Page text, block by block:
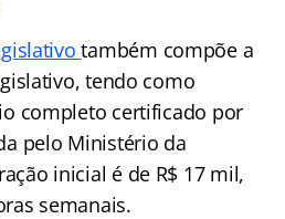
também compõe a
tendo como
completo certificado por
pelo Ministério da
inicial é de R$ 17 mil,
semanais.